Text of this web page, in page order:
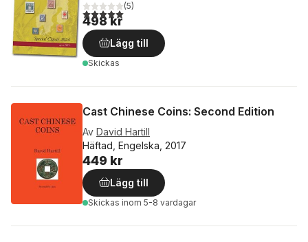
5,0utav 5 stjärnor. Totalt antal röster:
(5)
498 kr
Lägg till
Skickas
Cast Chinese Coins: Second Edition
Av David Hartill
Häftad, Engelska, 2017
449 kr
Lägg till
Skickas inom 5-8 vardagar